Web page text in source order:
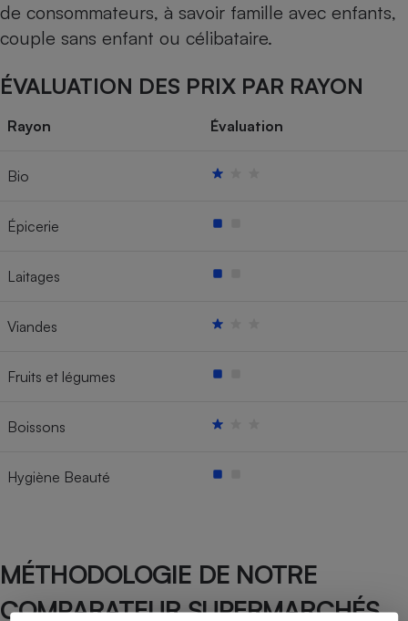
de consommateurs, à savoir famille avec enfants,
couple sans enfant ou célibataire.
ÉVALUATION DES PRIX PAR RAYON
Rayon Évaluation
Bio
Épicerie
Laitages
Viandes
Fruits et légumes
Boissons
Hygiène Beauté
MÉTHODOLOGIE DE NOTRE
COMPARATEUR SUPERMARCHÉS